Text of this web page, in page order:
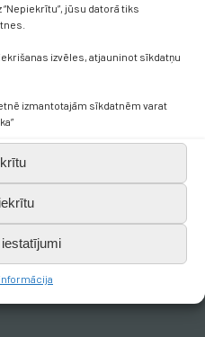
jūsu datorā tiks
izvēles, atjauninot sīkdatņu
izmantotajām sīkdatnēm varat